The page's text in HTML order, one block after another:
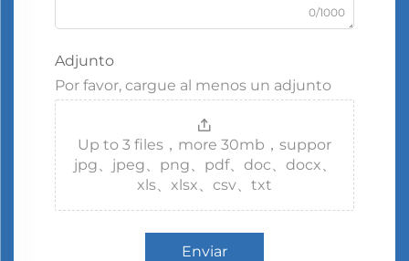
0/1000
Adjunto
Por favor, cargue al menos un adjunto
Up to 3 files，more 30mb，suppor
jpg、jpeg、png、pdf、doc、docx、
xls、xlsx、csv、txt
Enviar